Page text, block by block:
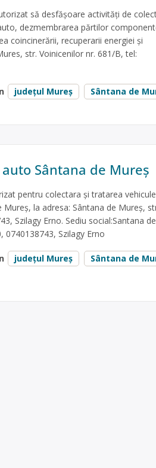
să desfăşoare activităţi de
dezmembrarea părtilor
coincinerării, recuperarii energiei și
str. Voinicenilor nr. 681/B, tel:
județul Mureș Sântana de
Sântana de Mureș
pentru colectara și tratarea
la adresa: Sântana de Mureș,
Szilagy Erno. Sediu social:Santana de
0740138743, Szilagy Erno
județul Mureș Sântana de